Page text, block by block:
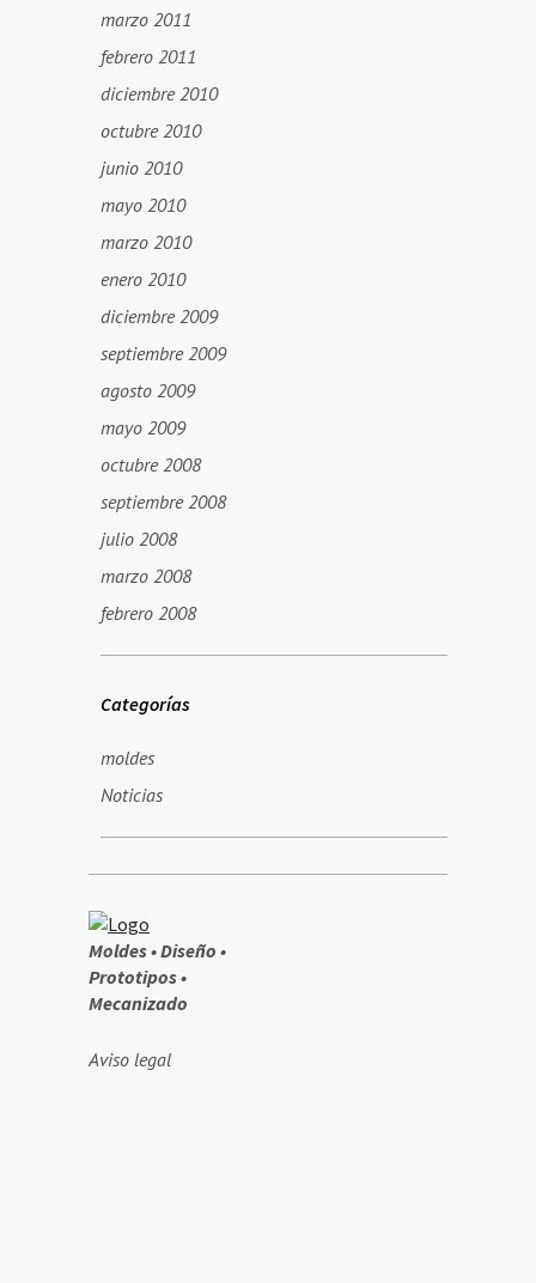
marzo 2011
febrero 2011
diciembre 2010
octubre 2010
junio 2010
mayo 2010
marzo 2010
enero 2010
diciembre 2009
septiembre 2009
agosto 2009
mayo 2009
octubre 2008
septiembre 2008
julio 2008
marzo 2008
febrero 2008
Categorías
moldes
Noticias
Moldes • Diseño •
Prototipos •
Mecanizado
Aviso legal